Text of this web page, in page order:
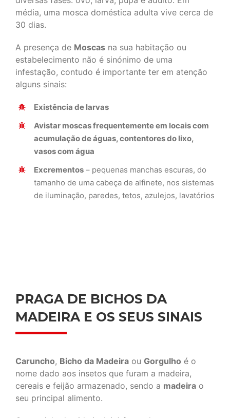
média, uma mosca doméstica adulta vive cerca de
30 dias.
A presença de Moscas na sua habitação ou
estabelecimento não é sinónimo de uma
infestação, contudo é importante ter em atenção
alguns sinais:
Existência de larvas
Avistar moscas frequentemente em locais com
acumulação de águas, contentores do lixo,
vasos com água
Excrementos – pequenas manchas escuras, do
tamanho de uma cabeça de alfinete, nos sistemas
de iluminação, paredes, tetos, azulejos, lavatórios
PRAGA DE BICHOS DA
MADEIRA E OS SEUS SINAIS
Caruncho, Bicho da Madeira ou Gorgulho é o
nome dado aos insetos que furam a madeira,
cereais e feijão armazenado, sendo a madeira o
seu principal alimento.